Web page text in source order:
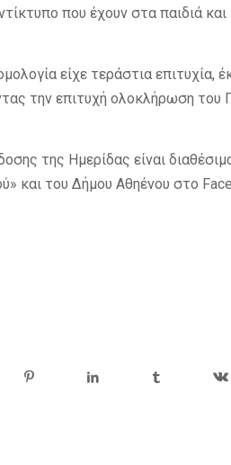
που έχουν στα παιδιά
είχε τεράστια επιτυχία,
την επιτυχή ολοκλήρωση του
της Ημερίδας είναι
και του Δήμου Αθηένου στο